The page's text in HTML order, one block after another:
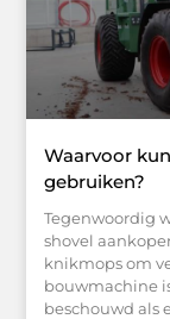
Waarvoor
gebruiken?
Tegenwoordig
shovel
knikmops om
bouwmachine
beschouwd als